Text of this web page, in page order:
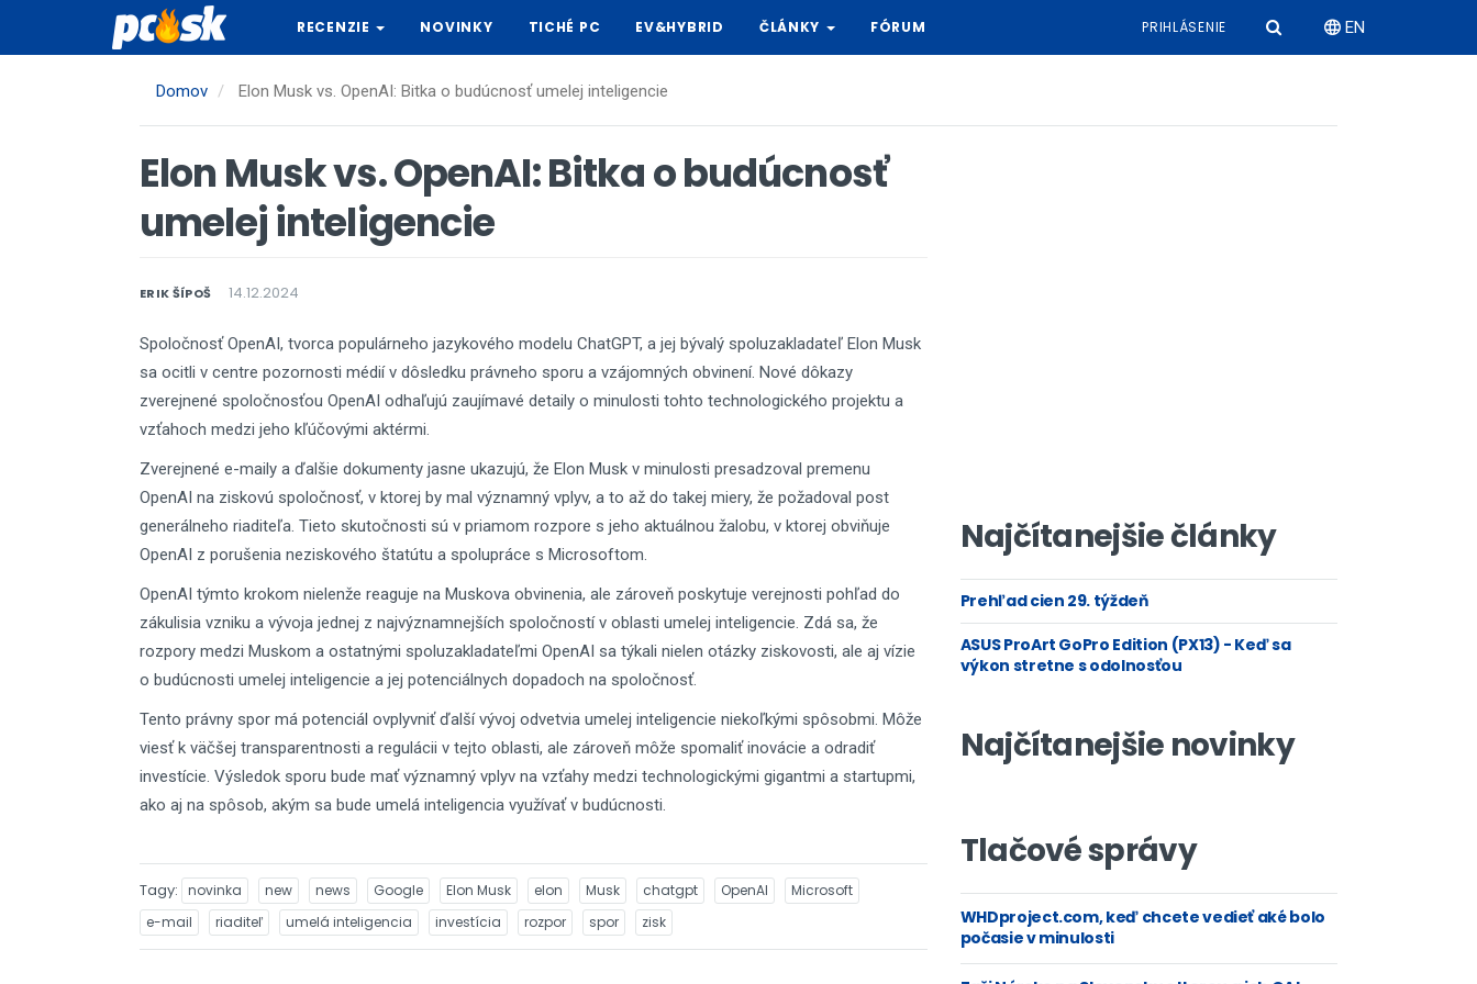
hlavný
RECENZIE NOVINKY TICHÉ PC EV&HYBRID ČLÁNKY FÓRUM PRIHLÁSENIE EN
Domov Elon Musk vs. OpenAI: Bitka o budúcnosť umelej inteligencie
Elon Musk vs. OpenAI: Bitka o budúcnosť
umelej inteligencie
ERIK ŠÍPOŠ 14.12.2024
Spoločnosť OpenAI, tvorca populárneho jazykového modelu ChatGPT, a jej bývalý spoluzakladateľ Elon Musk
sa ocitli v centre pozornosti médií v dôsledku právneho sporu a vzájomných obvinení. Nové dôkazy
zverejnené spoločnosťou OpenAI odhaľujú zaujímavé detaily o minulosti tohto technologického projektu a
vzťahoch medzi jeho kľúčovými aktérmi.
Zverejnené e-maily a ďalšie dokumenty jasne ukazujú, že Elon Musk v minulosti presadzoval premenu
OpenAI na ziskovú spoločnosť, v ktorej by mal významný vplyv, a to až do takej miery, že požadoval post
generálneho riaditeľa. Tieto skutočnosti sú v priamom rozpore s jeho aktuálnou žalobu, v ktorej obviňuje
OpenAI z porušenia neziskového štatútu a spolupráce s Microsoftom.
OpenAI týmto krokom nielenže reaguje na Muskova obvinenia, ale zároveň poskytuje verejnosti pohľad do
zákulisia vzniku a vývoja jednej z najvýznamnejších spoločností v oblasti umelej inteligencie. Zdá sa, že
rozpory medzi Muskom a ostatnými spoluzakladateľmi OpenAI sa týkali nielen otázky ziskovosti, ale aj vízie
o budúcnosti umelej inteligencie a jej potenciálnych dopadoch na spoločnosť.
Tento právny spor má potenciál ovplyvniť ďalší vývoj odvetvia umelej inteligencie niekoľkými spôsobmi. Môže
viesť k väčšej transparentnosti a regulácii v tejto oblasti, ale zároveň môže spomaliť inovácie a odradiť
investície. Výsledok sporu bude mať významný vplyv na vzťahy medzi technologickými gigantmi a startupmi,
ako aj na spôsob, akým sa bude umelá inteligencia využívať v budúcnosti.
Tagy novinka new news Google Elon Musk elon Musk chatgpt OpenAI
Microsoft
e-mail
riaditeľ umelá inteligencia investícia rozpor spor zisk
Najčítanejšie články
Prehľad cien 29. týždeň
ASUS ProArt GoPro Edition (PX13) - Keď sa
výkon stretne s odolnosťou
Najčítanejšie novinky
Tlačové správy
WHDproject.com, keď chcete vedieť aké bolo
počasie v minulosti